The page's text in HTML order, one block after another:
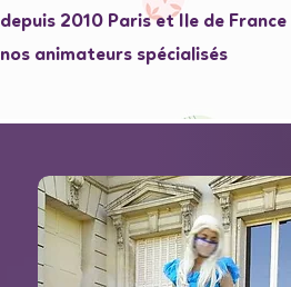
depuis 2010 Paris et Ile de
nos animateurs spécialisés